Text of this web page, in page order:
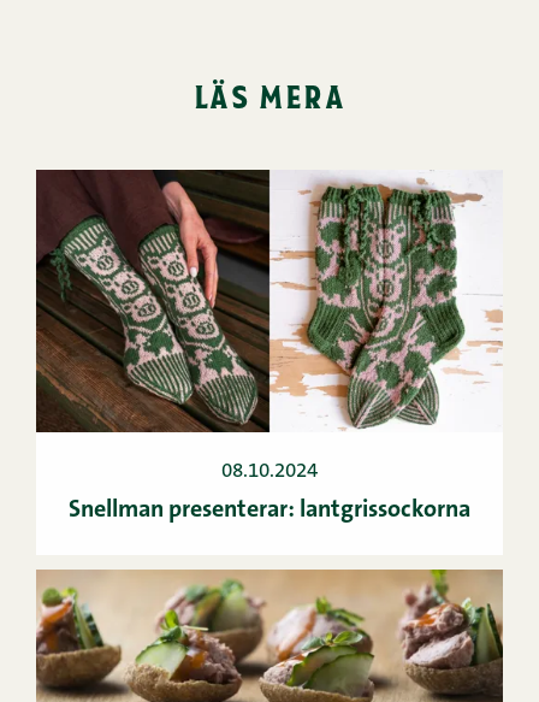
läs mera
08.10.2024
Snellman presenterar: lantgrissockorna